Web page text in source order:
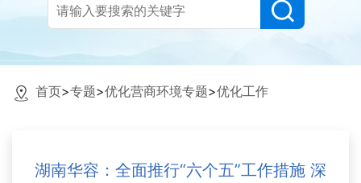
首页>专题>优化营商环境专题>优化工作
湖南华容：全面推行“六个五”工作措施 深